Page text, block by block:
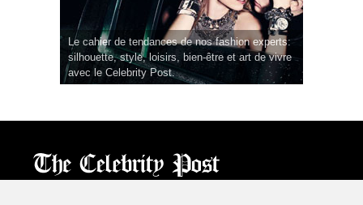
Le cahier de tendances de nos fashion experts:
silhouette, style, loisirs, bien-être et art de vivre
avec le Celebrity Post.